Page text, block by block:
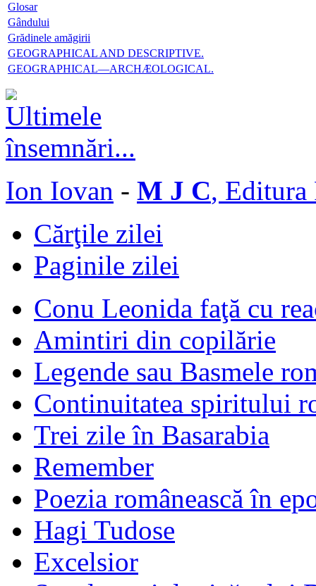
Glosar
Gândului
Grădinele amăgirii
GEOGRAPHICAL AND DESCRIPTIVE.
GEOGRAPHICAL—ARCHÆOLOGICAL.
Ion Iovan - M J C, Editura
Cărţile zilei
Paginile zilei
Conu Leonida faţă cu
Amintiri din copilărie
Legende sau Basmele
Continuitatea spiritului
Trei zile în Basarabia
Remember
Poezia românească în
Hagi Tudose
Excelsior